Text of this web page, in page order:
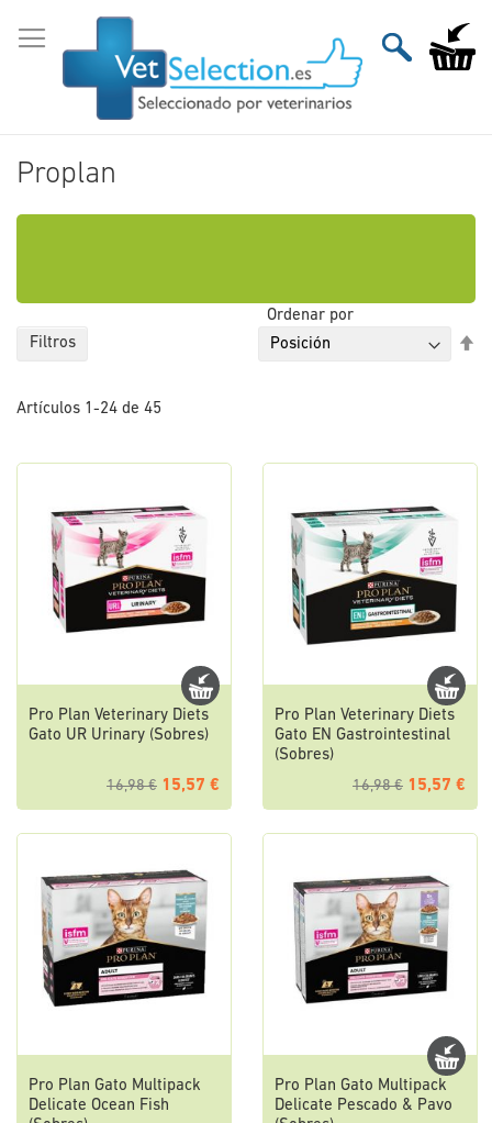
al
contenido
Mi
Proplan
Artículos 1 -24 de 45
Ordenar por
Pro Plan Veterinary Diets
Gato UR Urinary (Sobres)
16,98 € 15,57 €
Pro Plan Veterinary Diets
Gato EN Gastrointestinal
(Sobres)
16,98 € 15,57 €
Pro Plan Gato Multipack
Delicate Ocean Fish
Pro Plan Gato Multipack
Delicate Pescado & Pavo
Filtros